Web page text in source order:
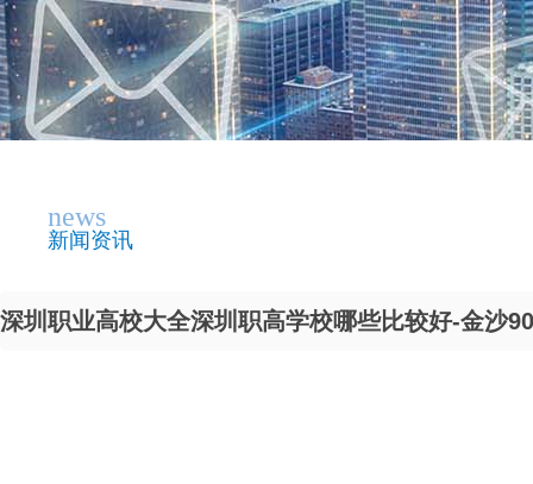
news
新闻资讯
深圳职业高校大全深圳职高学校哪些比较好-金沙